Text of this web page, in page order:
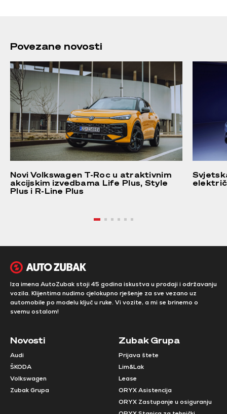
Povezane novosti
Novi Volkswagen T-Roc u atraktivnim
akcijskim izvedbama Life Plus, Style
Plus i R-Line Plus
Iza imena AutoZubak stoji 45 godina iskustva u prodaji i održavanju
vozila. Klijentima nudimo cjelokupno rješenje za sve vezano uz
automobile po modelu ključ u ruke. Vi vozite, a mi se brinemo o
svemu ostalom!
Novosti
Audi
ŠKODA
Volkswagen
Zubak Grupa
Zubak Grupa
Prijava štete
Lim&Lak
Lease
ORYX Asistencija
ORYX Zastupanje u osiguranju